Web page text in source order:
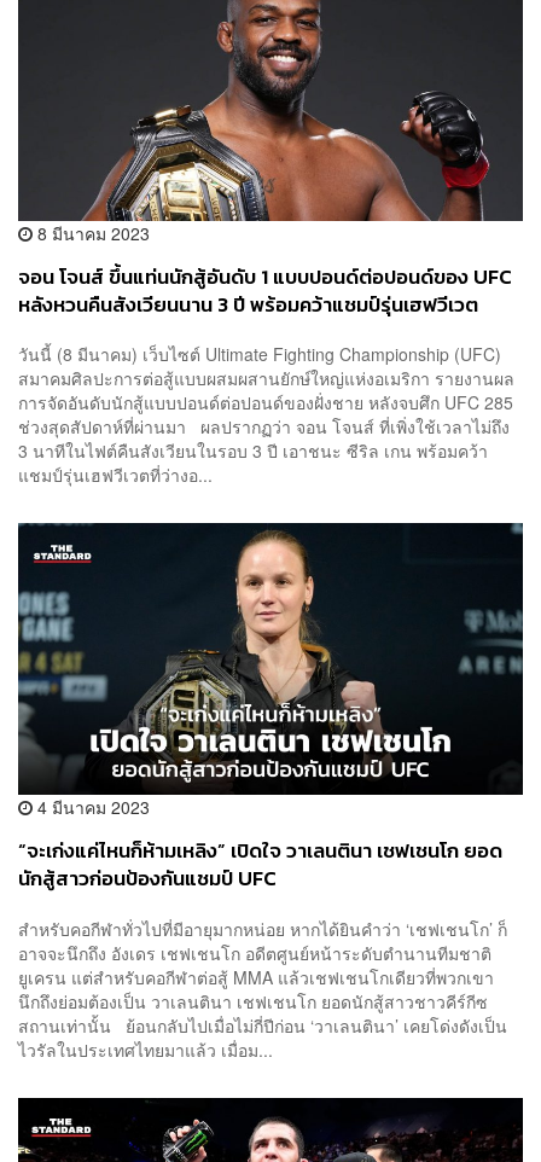
8 มีนาคม 2023
จอน โจนส์ ขึ้นแท่นนักสู้อันดับ 1 แบบปอนด์ต่อปอนด์ของ UFC
หลังหวนคืนสังเวียนนาน 3 ปี พร้อมคว้าแชมป์รุ่นเฮฟวีเวต
วันนี้ (8 มีนาคม) เว็บไซต์ Ultimate Fighting Championship (UFC)
สมาคมศิลปะการต่อสู้แบบผสมผสานยักษ์ใหญ่แห่งอเมริกา รายงานผล
การจัดอันดับนักสู้แบบปอนด์ต่อปอนด์ของฝั่งชาย หลังจบศึก UFC 285
ช่วงสุดสัปดาห์ที่ผ่านมา ผลปรากฏว่า จอน โจนส์ ที่เพิ่งใช้เวลาไม่ถึง
3 นาทีในไฟต์คืนสังเวียนในรอบ 3 ปี เอาชนะ ซีริล เกน พร้อมคว้า
แชมป์รุ่นเฮฟวีเวตที่ว่างอ...
4 มีนาคม 2023
“จะเก่งแค่ไหนก็ห้ามเหลิง” เปิดใจ วาเลนตินา เชฟเชนโก ยอด
นักสู้สาวก่อนป้องกันแชมป์ UFC
สำหรับคอกีฬาทั่วไปที่มีอายุมากหน่อย หากได้ยินคำว่า ‘เชฟเชนโก’ ก็
อาจจะนึกถึง อังเดร เชฟเชนโก อดีตศูนย์หน้าระดับตำนานทีมชาติ
ยูเครน แต่สำหรับคอกีฬาต่อสู้ MMA แล้วเชฟเชนโกเดียวที่พวกเขา
นึกถึงย่อมต้องเป็น วาเลนตินา เชฟเชนโก ยอดนักสู้สาวชาวคีร์กีซ
สถานเท่านั้น ย้อนกลับไปเมื่อไม่กี่ปีก่อน ‘วาเลนตินา’ เคยโด่งดังเป็น
ไวรัลในประเทศไทยมาแล้ว เมื่อม...